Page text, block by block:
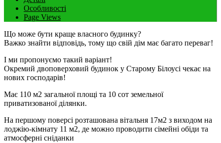
Особливості
Page Views
Що може бути краще власного будинку?
Важко знайти відповідь, тому що свій дім має багато переваг!
І ми пропонуємо такий варіант!
Окремий двоповерховий будинок у Старому Білоусі чекає на
нових господарів!
Має 110 м2 загальної площі та 10 сот земельної
приватизованої ділянки.
На першому поверсі розташована вітальня 17м2 з виходом на
лоджію-кімнату 11 м2, де можно проводити сімейні обіди та
атмосферні сніданки